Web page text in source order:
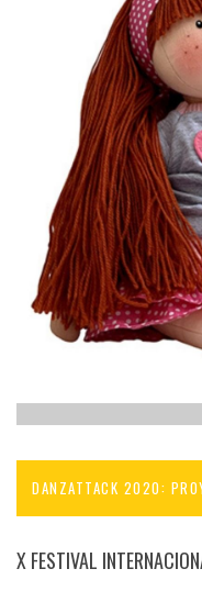
DANZATTACK 2020:
X FESTIVAL